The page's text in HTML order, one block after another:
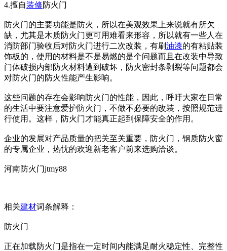
4.擅自装修防火门
防火门的主要功能是防火，所以在美观效果上来说就有所欠
缺，尤其是木质防火门更可用难看来形容，所以就有一些人在
消防部门验收后对防火门进行二次改装，有刷油漆的有粘贴装
饰板的，使用的材料是不是易燃的是个问题而且在改装中导致
门体破损内部防火材料遭到破坏，防火密封条剥裂等问题都会
对防火门的防火性能产生影响。
这些问题的存在会影响防火门的性能，因此，呼吁大家在日常
的生活中要注意爱护防火门，不做不必要的改装，按照规范进
行使用。这样，防火门才能真正起到保障安全的作用。
企业的发展对产品质量的把关至关重要，防火门，钢质防火窗
的专属企业，热忱的欢迎新老客户前来选购洽谈。
河南防火门jtmy88
相关建材词条解释：
防火门
正在加载防火门是指在一定时间内能满足耐火稳定性、完整性